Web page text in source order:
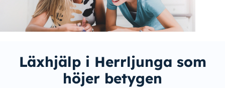
Läxhjälp i Herrljunga som
höjer betygen